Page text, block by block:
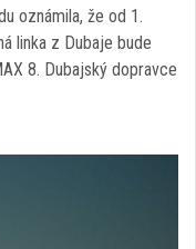
oznámila, že od 1.
linka z Dubaje bude
8. Dubajský dopravce